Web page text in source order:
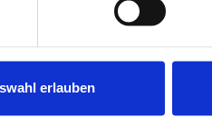
erlauben
hat.